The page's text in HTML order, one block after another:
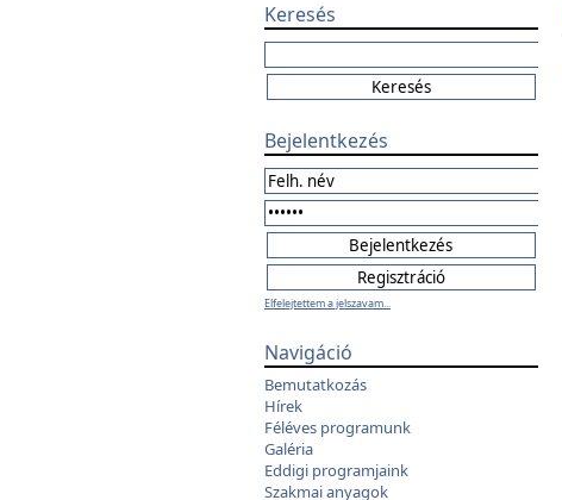
Keresés
Bejelentkezés
Elfelejtettem a jelszavam...
Navigáció
Bemutatkozás
Hírek
Féléves programunk
Galéria
Eddigi programjaink
Szakmai anyagok